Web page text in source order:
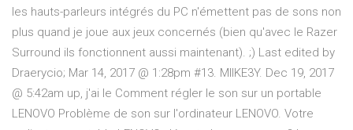
les hauts-parleurs intégrés du PC n'émettent pas de sons non
plus quand je joue aux jeux concernés (bien qu'avec le Razer
Surround ils fonctionnent aussi maintenant). ;) Last edited by
Draerycio; Mar 14, 2017 @ 1:28pm #13. MIIKE3Y. Dec 19, 2017
@ 5:42am up, j'ai le Comment régler le son sur un portable
LENOVO Problème de son sur l'ordinateur LENOVO. Votre